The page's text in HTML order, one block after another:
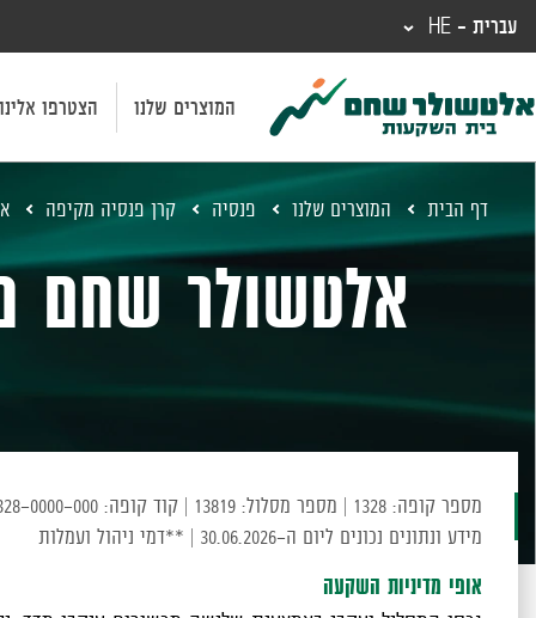
עברית - HE
המוצרים שלנו הצטרפו אלינו
אלטשולר שחם
דף הבית המוצרים שלנו פנסיה קרן פנסיה מקיפה
מספר קופה: 1328 מספר מסלול: 13819
קוד קופה: 513173393-00000000001328-0000-000
מידע ונתונים נכונים ליום ה-30.06.2026
**דמי ניהול ועמלות
אופי מדיניות השקעה